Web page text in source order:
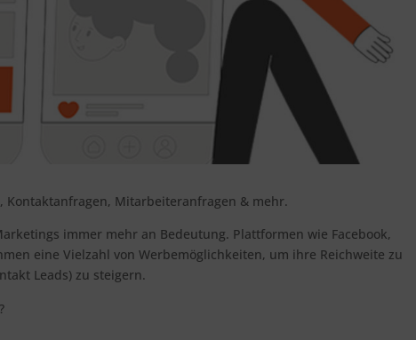
Kontaktanfragen, Mitarbeiteranfragen & mehr.
immer mehr an Bedeutung. Plattformen wie Facebook,
eine Vielzahl von Werbemöglichkeiten, um ihre Reichweite zu
Leads) zu steigern.